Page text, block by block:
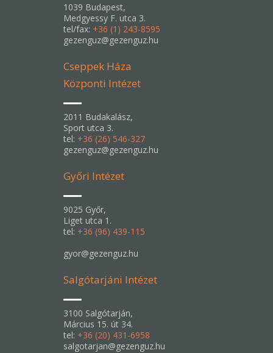
1039 Budapest,
Medgyessy F. utca 3.
tel/fax: +36 (1) 243-8595
gezenguz@gezenguz.hu
Cseppek Háza
Központi Intézet
2011 Budakalász,
Sport utca 3.
tel: +36 (26) 546-327
gezenguz@gezenguz.hu
Győri Intézet
9025 Győr,
Liget utca 1.
tel: +36 (96) 439-115
gyor@gezenguz.hu
Salgótarjáni Intézet
3100 Salgótarján,
Március 15. út 34.
tel: +36 (20) 431-6958
salgotarjan@gezenguz.hu